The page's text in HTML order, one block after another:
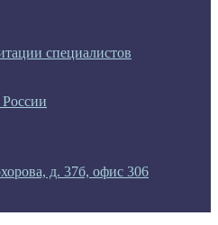
специалистов
д. 37б, офис 306